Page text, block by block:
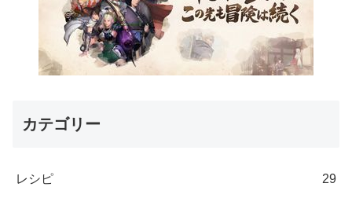
カテゴリー
レシピ 29